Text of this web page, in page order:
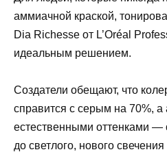
аммиачной краской,
Dia Richesse от L’Oréal
идеальным решением.
Создатели обещают, что
справится с серым на 70%, а
естественными оттенками —
до светлого, нового свечения